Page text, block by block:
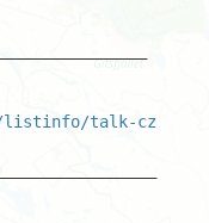
listinfo/talk-cz